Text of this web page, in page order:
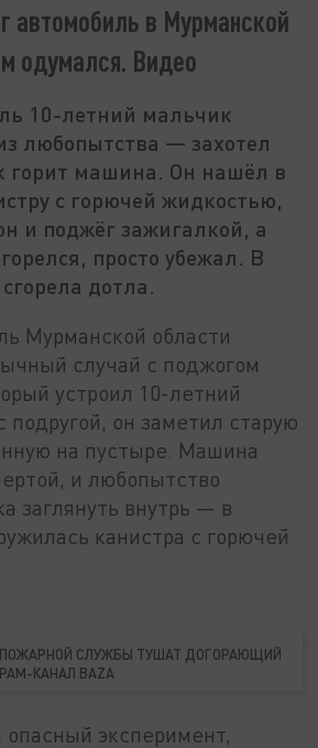
автомобиль в Мурманской
одумался. Видео
10-летний мальчик
любопытства — захотел
горит машина. Он нашёл в
с горючей жидкостью,
и поджёг зажигалкой, а
просто убежал. В
дотла.
Мурманской области
случай с поджогом
устроил 10-летний
подругой, он заметил старую
на пустыре. Машина
и любопытство
заглянуть внутрь — в
канистра с горючей
СЛУЖБЫ ТУШАТ ДОГОРАЮЩИЙ
КАНАЛ BAZA
эксперимент,